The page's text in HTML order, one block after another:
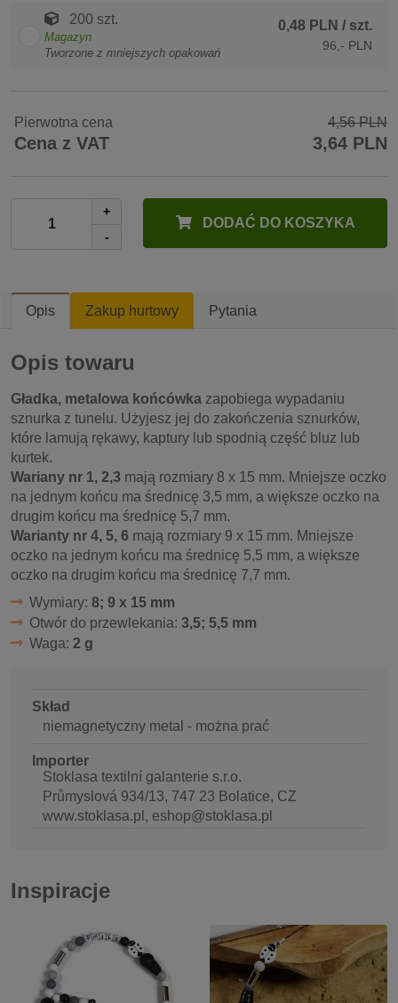
200 szt.
Magazyn
Tworzone z mniejszych opakowań
0,48 PLN / szt.
96,- PLN
Pierwotna cena 4,56 PLN
Cena z VAT 3,64 PLN
+
-
DODAĆ DO KOSZYKA
Opis Zakup hurtowy Pytania
Opis towaru
Gładka, metalowa końcówka zapobiega wypadaniu
sznurka z tunelu. Użyjesz jej do zakończenia sznurków,
które lamują rękawy, kaptury lub spodnią część bluz lub
kurtek.
Wariany nr 1, 2,3 mają rozmiary 8 x 15 mm. Mniejsze oczko
na jednym końcu ma średnicę 3,5 mm, a większe oczko na
drugim końcu ma średnicę 5,7 mm.
Warianty nr 4, 5, 6 mają rozmiary 9 x 15 mm. Mniejsze
oczko na jednym końcu ma średnicę 5,5 mm, a większe
oczko na drugim końcu ma średnicę 7,7 mm.
Wymiary: 8; 9 x 15 mm
Otwór do przewlekania: 3,5; 5,5 mm
Waga: 2 g
Skład
niemagnetyczny metal - można prać
Importer
Stoklasa textilní galanterie s.r.o.
Průmyslová 934/13, 747 23 Bolatice, CZ
www.stoklasa.pl, eshop@stoklasa.pl
Inspiracje